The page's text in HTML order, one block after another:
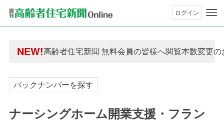
ログイン
NEW!高齢者住宅新聞 無料会員の皆様へ閲覧本数変更
高齢者住宅新聞 無料会員の皆様へ閲覧本数変更
バックナンバーを探す
ナーシングホーム開業支援・フラン